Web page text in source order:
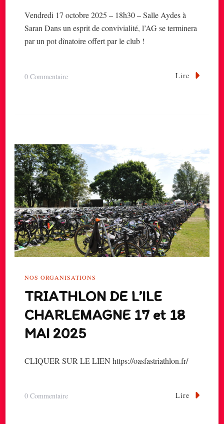
Vendredi 17 octobre 2025 – 18h30 – Salle Aydes à
Saran Dans un esprit de convivialité, l’AG se terminera
par un pot dînatoire offert par le club !
0 CommentaireSur
Lire
NOS ORGANISATIONS
TRIATHLON DE L’ILE
CHARLEMAGNE 17 et 18
MAI 2025
CLIQUER SUR LE LIEN https://oasfastriathlon.fr/
0 CommentaireSur
Lire